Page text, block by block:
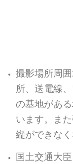
撮影場所周
所、送電線
の基地があ
います。ま
縦ができな
国土交通大